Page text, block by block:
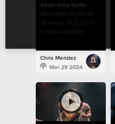
Sexta-feira Santa
Mensagem do dia 29
de março de 2024 no
Campus Zona Sul.
Chris Mendez
Mar 29 2024